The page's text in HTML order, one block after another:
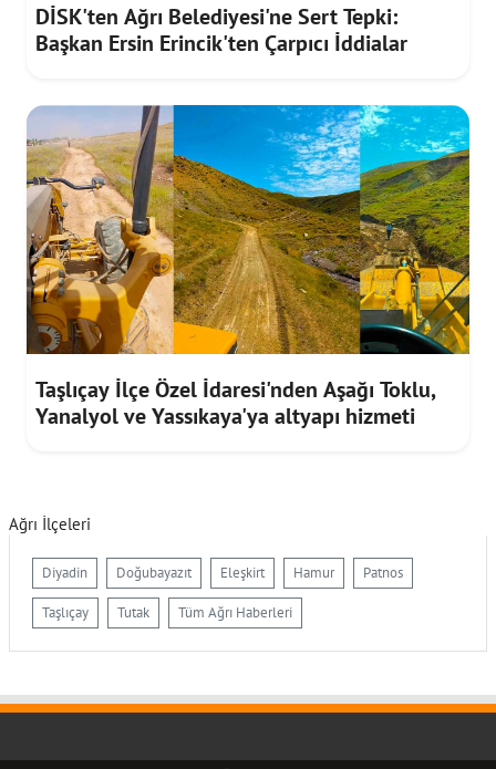
DİSK'ten Ağrı Belediyesi'ne Sert Tepki:
Başkan Ersin Erincik'ten Çarpıcı İddialar
Taşlıçay İlçe Özel İdaresi'nden Aşağı Toklu,
Yanalyol ve Yassıkaya'ya altyapı hizmeti
Ağrı İlçeleri
Diyadin Doğubayazıt Eleşkirt Hamur Patnos
Taşlıçay Tutak Tüm Ağrı Haberleri